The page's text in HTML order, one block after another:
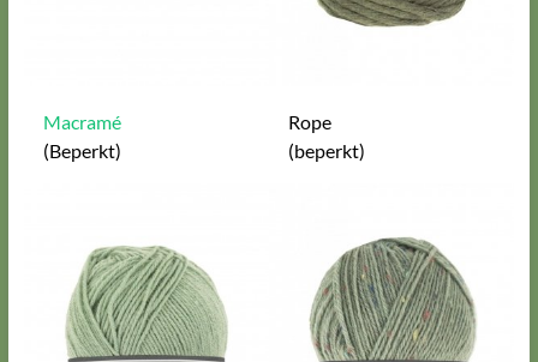
Macramé
(Beperkt)
Rope
(beperkt)